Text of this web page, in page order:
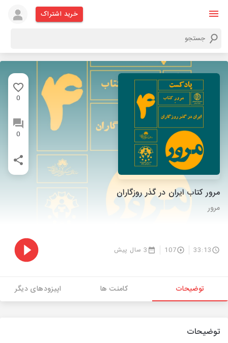
خرید اشتراک
0
0
مرور کتاب ایران در گذر روزگاران
مرور
33:13
107 3 سال پیش
توضیحات کامنت ها اپیزودهای دیگر
توضیحات